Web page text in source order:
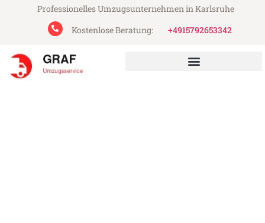
Professionelles Umzugsunternehmen in Karlsruhe
Kostenlose Beratung:
+4915792653342